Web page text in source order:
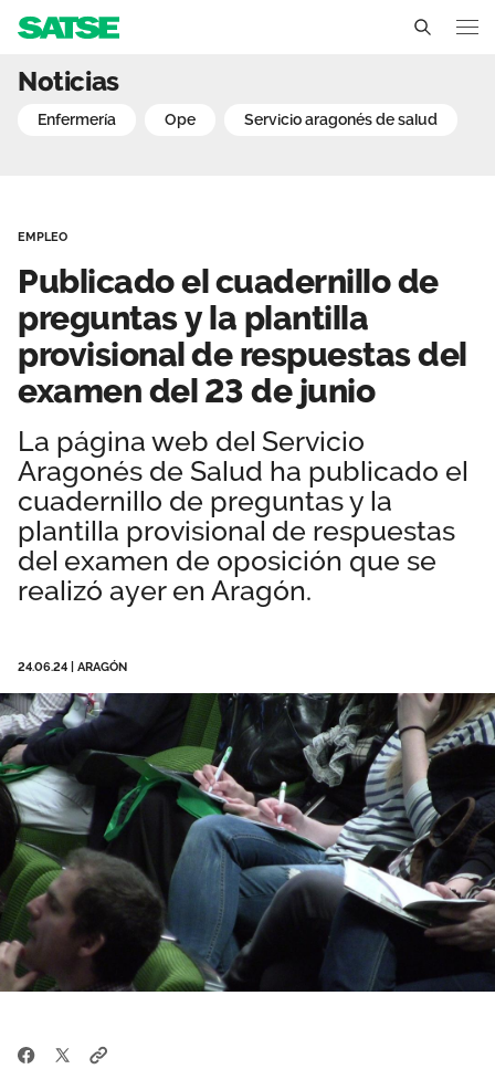
Delegados Sindicales
Estructura organizativa
Transparencia
Secciones sindicales
Servicios
Actualidad
Temas
Sala de prensa
Empleo
Documentos
Vídeos
Aragón
Contáctanos
Área privada
Únete
Publicado el cuadernillo
Noticias
enfermería ope servicio aragonés de salud
EMPLEO
Publicado el cuadernillo de
preguntas y la plantilla
provisional de respuestas del
examen del 23 de junio
La página web del Servicio
Aragonés de Salud ha publicado el
cuadernillo de preguntas y la
plantilla provisional de respuestas
del examen de oposición que se
realizó ayer en Aragón.
24.06.24 ARAGÓN